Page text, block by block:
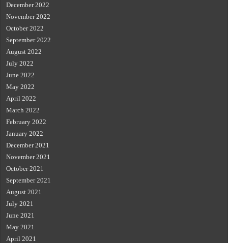
December 2022
November 2022
October 2022
September 2022
August 2022
July 2022
June 2022
May 2022
April 2022
March 2022
February 2022
January 2022
December 2021
November 2021
October 2021
September 2021
August 2021
July 2021
June 2021
May 2021
April 2021